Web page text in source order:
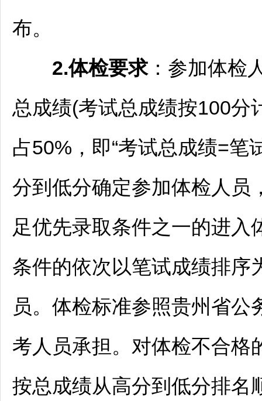
布。
2.体检要求：参加体检
总成绩(考试总成绩按100分
占50%，即“考试总成绩=笔
分到低分确定参加体检人员
足优先录取条件之一的进入
条件的依次以笔试成绩排序
员。体检标准参照贵州省公
考人员承担。对体检不合格
按总成绩从高分到低分排名